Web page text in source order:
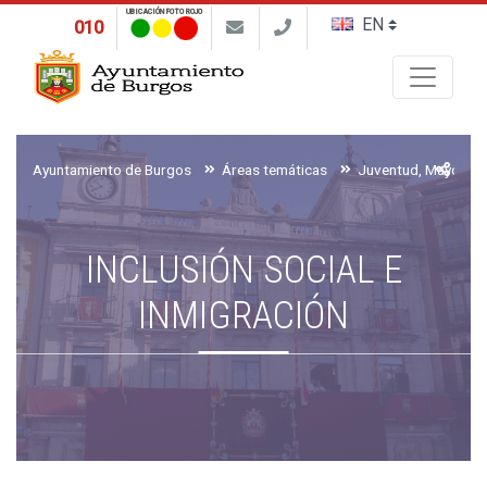
010
UBICACIÓN FOTO ROJO
Ayuntamiento de Burgos Áreas temáticas
INCLUSIÓN SOCIAL E
INMIGRACIÓN